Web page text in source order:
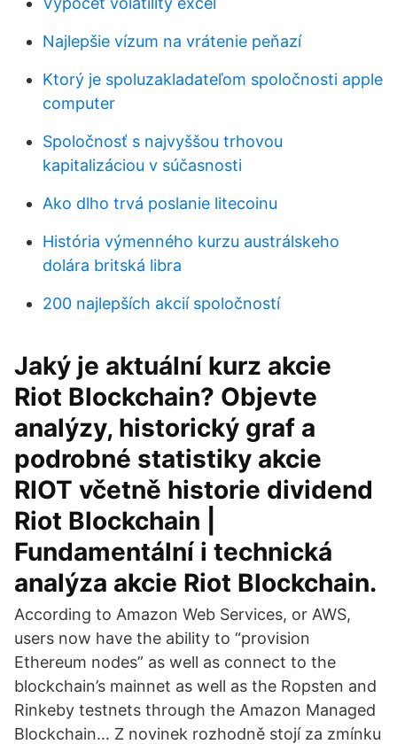
Najlepšie vízum na vrátenie peňazí
Ktorý je spoluzakladateľom spoločnosti apple
computer
Spoločnosť s najvyššou trhovou
kapitalizáciou v súčasnosti
Ako dlho trvá poslanie litecoinu
História výmenného kurzu austrálskeho
dolára britská libra
200 najlepších akcií spoločností
Jaký je aktuální kurz akcie
Riot Blockchain? Objevte
analýzy, historický graf a
podrobné statistiky akcie
RIOT včetně historie dividend
Riot Blockchain |
Fundamentální i technická
analýza akcie Riot Blockchain.
According to Amazon Web Services, or AWS,
users now have the ability to “provision
Ethereum nodes” as well as connect to the
blockchain’s mainnet as well as the Ropsten and
Rinkeby testnets through the Amazon Managed
Blockchain… Z novinek rozhodně stojí za zmínku